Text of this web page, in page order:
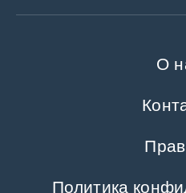
О
Политика